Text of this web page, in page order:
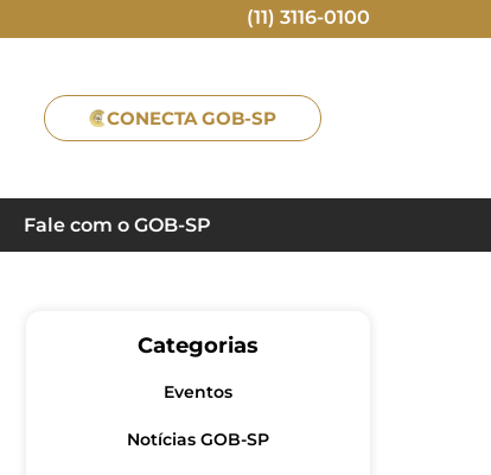
(11) 3116-0100
CONECTA GOB-SP
Fale com o GOB-SP
Categorias
Eventos
Notícias GOB-SP